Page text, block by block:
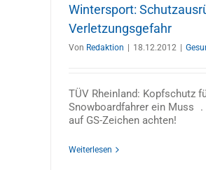
Wintersport:
Verletzungsgefahr
Von Redaktion 18.12.2012
TÜV Rheinland: Kopfschutz
Snowboardfahrer ein Muss .
auf GS-Zeichen achten!
Weiterlesen